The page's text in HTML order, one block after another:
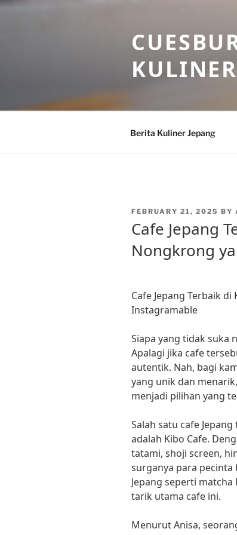
Skip
Berita Kuliner Jepang
POSTED
FEBRUARY 21, 2025 BY
Cafe Jepang
Nongkrong
Cafe Jepang Terbaik
Instagramable
Siapa yang tidak suka
Apalagi jika cafe
autentik. Nah, bagi
yang unik dan
menjadi pilihan yang
Salah satu cafe
adalah Kibo Cafe.
tatami, shoji screen,
surganya para pecinta
Jepang seperti
tarik utama cafe ini.
Menurut Anisa,